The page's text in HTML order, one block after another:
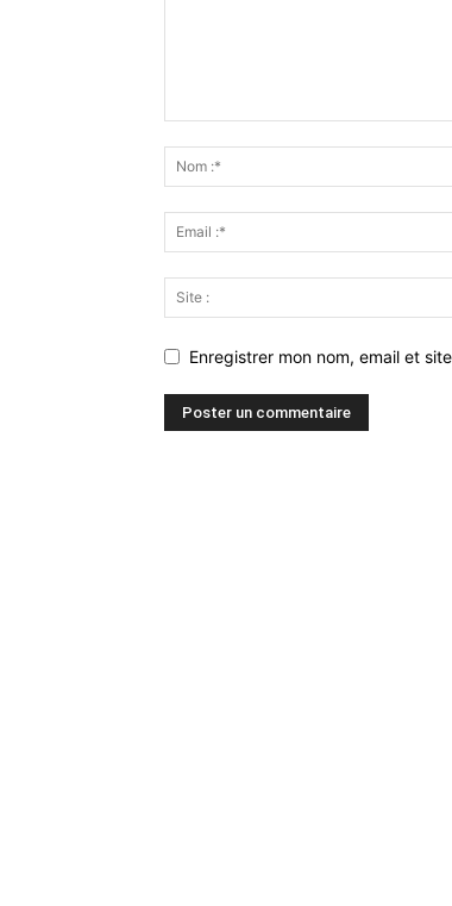
Enregistrer mon nom, email et